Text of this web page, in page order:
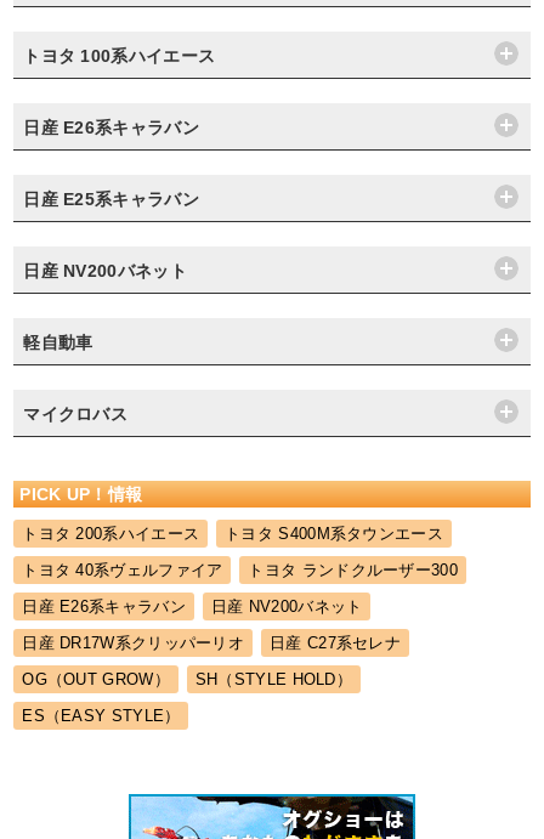
トヨタ 100系ハイエース
日産 E26系キャラバン
日産 E25系キャラバン
日産 NV200バネット
軽自動車
マイクロバス
PICK UP！情報
トヨタ 200系ハイエース
トヨタ S400M系タウンエース
トヨタ 40系ヴェルファイア
トヨタ ランドクルーザー300
日産 E26系キャラバン
日産 NV200バネット
日産 DR17W系クリッパーリオ
日産 C27系セレナ
OG（OUT GROW）
SH（STYLE HOLD）
ES（EASY STYLE）